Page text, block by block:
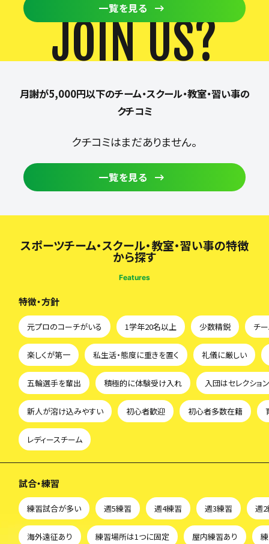
一覧を見る
JOIN US?
月謝が5,000円以下のチーム・スクール・教室・習い事の
クチコミ
クチコミはまだありません。
一覧を見る
スポーツチーム・スクール・教室・習い事の特徴
から探す
Features
特徴・方針
元プロのコーチがいる 1学年20名以上 少数精鋭 チ
楽しくが第一 私生活・態度に重きを置く 礼儀に厳しい
五輪選手を輩出 積極的に体験受け入れ 入団はセレクショ
新人が溶け込みやすい 初心者歓迎 初心者多数在籍
レディースチーム
試合・練習
練習試合が多い 週5練習 週4練習 週3練習 週
海外遠征あり 練習場所は1つに固定 屋内練習あり